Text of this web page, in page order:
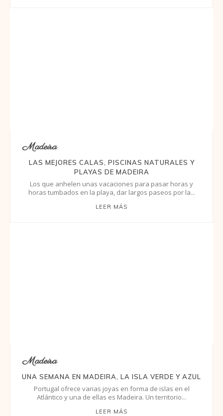
Madeira
LAS MEJORES CALAS, PISCINAS NATURALES Y
PLAYAS DE MADEIRA
Los que anhelen unas vacaciones para pasar horas y
horas tumbados en la playa, dar largos paseos por la...
LEER MÁS
Madeira
UNA SEMANA EN MADEIRA, LA ISLA VERDE Y AZUL
Portugal ofrece varias joyas en forma de islas en el
Atlántico y una de ellas es Madeira. Un territorio...
LEER MÁS